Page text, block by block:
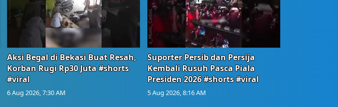
Aksi Begal di Bekasi Buat Resah,
Korban Rugi Rp30 Juta #shorts
#viral
6 Aug 2026, 7:30 AM
Suporter Persib dan Persija
Kembali Rusuh Pasca Piala
Presiden 2026 #shorts #viral
5 Aug 2026, 8:16 AM